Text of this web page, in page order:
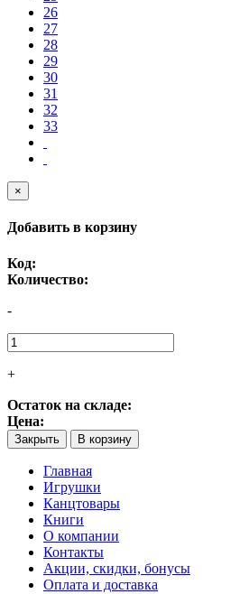
26
27
28
29
30
31
32
33
×
Добавить в корзину
Код:
Количество:
-
+
Остаток на складе:
Цена:
Закрыть В корзину
Главная
Игрушки
Канцтовары
Книги
О компании
Контакты
Акции, скидки, бонусы
Оплата и доставка